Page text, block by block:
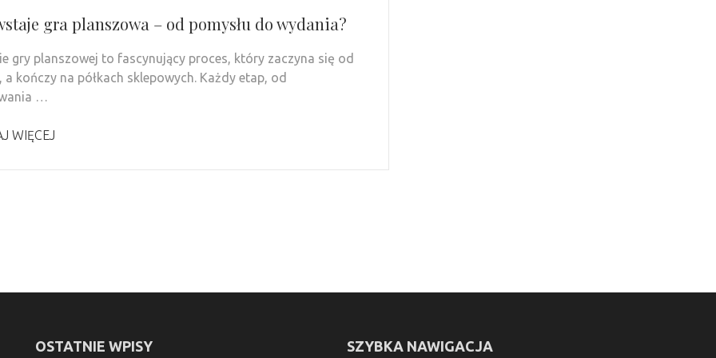
gra planszowa – od pomysłu do wydania?
gry planszowej to fascynujący proces, który zaczyna się od
a kończy na półkach sklepowych. Każdy etap, od
…
WIĘCEJ
OSTATNIE WPISY SZYBKA NAWIGACJA